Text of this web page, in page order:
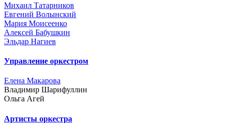
Михаил Татарников
Евгений Волынский
Мария Моисеенко
Алексей Бабушкин
Эльдар Нагиев
Управление оркестром
Елена Макарова
Владимир Шарифуллин
Ольга Агей
Артисты оркестра